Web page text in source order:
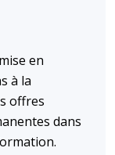
en
à la
offres
dans